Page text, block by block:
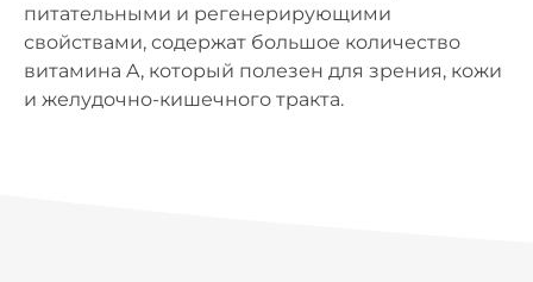
питательными и регенерирующими
свойствами, содержат большое количество
витамина A, который полезен для зрения, кожи
и желудочно-кишечного тракта.